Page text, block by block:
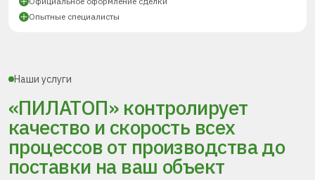
Опытные специалисты
Наши услуги
«ПИЛАТОП» контролирует
качество и скорость всех
процессовот производства до
поставки на ваш объект